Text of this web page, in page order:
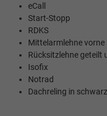
eCall
Start-Stopp
RDKS
Mittelarmlehne vorne
Rücksitzlehne geteilt
Isofix
Notrad
Dachreling in schwarz